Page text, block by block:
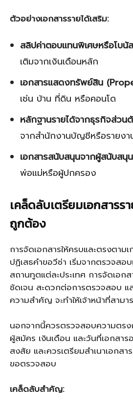
ตัวอย่างเอกสารรายได้เสริม:
สลิปค่าตอบแทนพิเศษหรือโบนั
เติมจากเงินเดือนหลัก
เอกสารแสดงทรัพย์สิน
เช่น บ้าน ที่ดิน หรือคอนโด
หลักฐานรายได้จากธุรกิจส่วน
จากสำนักงานบัญชีหรือรายงา
เอกสารสนับสนุนจากผู้สนับสนุ
พ่อแม่หรือผู้ปกครอง
เคล็ดลับเตรียมเอกสารร
ถูกต้อง
การจัดเอกสารให้ครบและตรงตา
ปฏิเสธคำขอวีซ่า เริ่มจากตรวจสอ
สถานทูตแต่ละประเทศ การจัดเอก
ชัดเจน สะดวกต่อการตรวจสอบ แ
ความสำคัญ จะทำให้เจ้าหน้าที่สามา
นอกจากนี้ควรตรวจสอบความตร
ผู้สมัคร เงินเดือน และวันที่เอกสาร
สงสัย และควรเตรียมสำเนาเอกสา
ขอตรวจสอบ
เคล็ดลับสำคัญ: